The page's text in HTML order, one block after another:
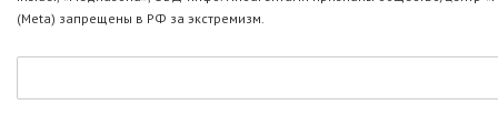
(Metа) запрещены в РФ за экстремизм.